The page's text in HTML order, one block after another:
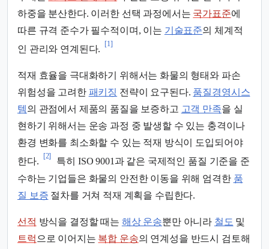
하중을 분산한다. 이러한 선택 과정에서는 국가표준에
따른 규격 준수가 필수적이며, 이는 기술표준의 체계적
인 관리와 연계된다.
[1]
적재 효율을 극대화하기 위해서는 화물의 형태와 파손
위험성을 고려한 패키징 전략이 요구된다. 품질경영시스
템의 관점에서 제품의 품질을 보증하고 고객 만족을 실
현하기 위해서는 운송 과정 중 발생할 수 있는 충격이나
환경 변화를 최소화할 수 있는 적재 방식이 도입되어야
한다.
[2]
특히 ISO 9001과 같은 국제적인 품질 기준을 준
수하는 기업들은 화물의 안전한 이동을 위해 엄격한 품
질 보증 절차를 거쳐 적재 계획을 수립한다.
선적 방식을 결정할 때는 해상 운송뿐만 아니라 철도 및
트럭 으로 이어지는 복합 운송의 연계성을 반드시 검토해